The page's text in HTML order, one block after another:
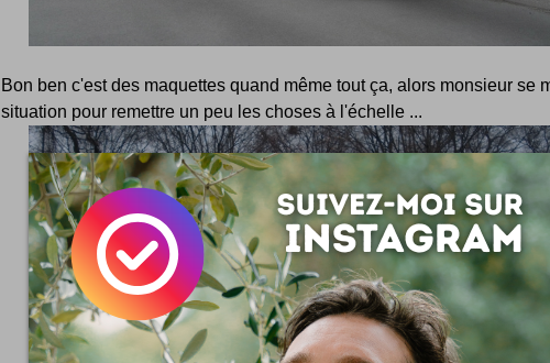
Bon ben c'est des maquettes quand même tout ça, alors monsieur se
situation pour remettre un peu les choses à l'échelle ...